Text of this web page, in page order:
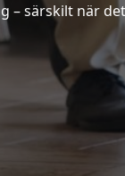
– särskilt när